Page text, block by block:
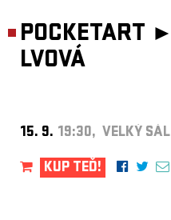
POCKETART ►
LVOVÁ
15. 9. 19:30, VELKÝ SÁL
KUP TEĎ!